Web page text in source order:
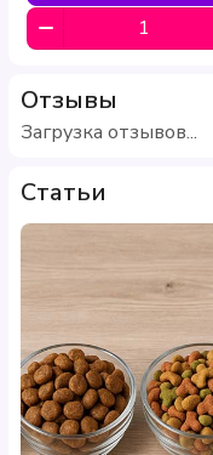
Отзывы
Загрузка отзывов...
Статьи